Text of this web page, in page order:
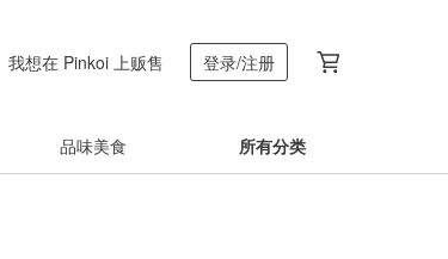
我想在 Pinkoi 上贩售 登录/注册
品味美食 所有分类